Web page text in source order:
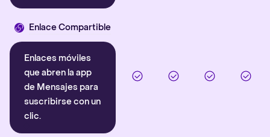
Enlace Compartible
Enlaces móviles
que abren la app
de Mensajes para
suscribirse con un
clic.